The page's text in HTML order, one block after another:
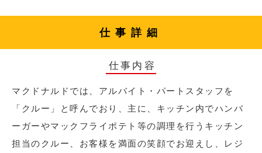
仕事詳細
仕事内容
マクドナルドでは、アルバイト・パートスタッフを
「クルー」と呼んでおり、主に、キッチン内でハンバ
ーガーやマックフライポテト等の調理を行うキッチン
担当のクルー、お客様を満面の笑顔でお迎えし、レジ